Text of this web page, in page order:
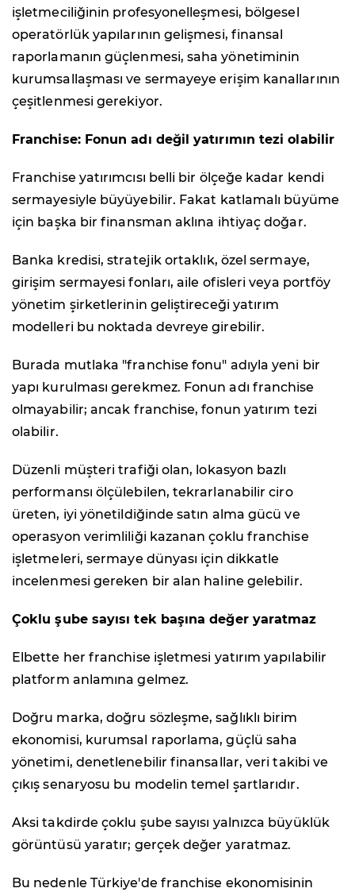
işletmeciliğinin profesyonelleşmesi, bölgesel
operatörlük yapılarının gelişmesi, finansal
raporlamanın güçlenmesi, saha yönetiminin
kurumsallaşması ve sermayeye erişim kanallarının
çeşitlenmesi gerekiyor.
Franchise: Fonun adı değil yatırımın tezi olabilir
Franchise yatırımcısı belli bir ölçeğe kadar kendi
sermayesiyle büyüyebilir. Fakat katlamalı büyüme
için başka bir finansman aklına ihtiyaç doğar.
Banka kredisi, stratejik ortaklık, özel sermaye,
girişim sermayesi fonları, aile ofisleri veya portföy
yönetim şirketlerinin geliştireceği yatırım
modelleri bu noktada devreye girebilir.
Burada mutlaka "franchise fonu" adıyla yeni bir
yapı kurulması gerekmez. Fonun adı franchise
olmayabilir; ancak franchise, fonun yatırım tezi
olabilir.
Düzenli müşteri trafiği olan, lokasyon bazlı
performansı ölçülebilen, tekrarlanabilir ciro
üreten, iyi yönetildiğinde satın alma gücü ve
operasyon verimliliği kazanan çoklu franchise
işletmeleri, sermaye dünyası için dikkatle
incelenmesi gereken bir alan haline gelebilir.
Çoklu şube sayısı tek başına değer yaratmaz
Elbette her franchise işletmesi yatırım yapılabilir
platform anlamına gelmez.
Doğru marka, doğru sözleşme, sağlıklı birim
ekonomisi, kurumsal raporlama, güçlü saha
yönetimi, denetlenebilir finansallar, veri takibi ve
çıkış senaryosu bu modelin temel şartlarıdır.
Aksi takdirde çoklu şube sayısı yalnızca büyüklük
görüntüsü yaratır; gerçek değer yaratmaz.
Bu nedenle Türkiye'de franchise ekonomisinin